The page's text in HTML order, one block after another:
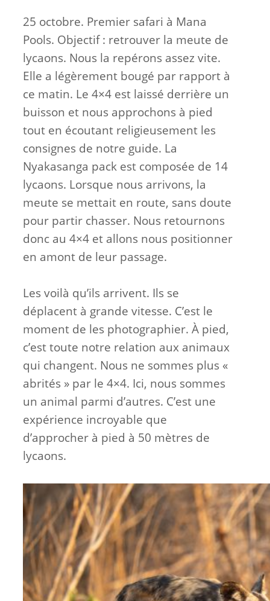
25 octobre. Premier safari à Mana
Pools. Objectif : retrouver la meute de
lycaons. Nous la repérons assez vite.
Elle a légèrement bougé par rapport à
ce matin. Le 4×4 est laissé derrière un
buisson et nous approchons à pied
tout en écoutant religieusement les
consignes de notre guide. La
Nyakasanga pack est composée de 14
lycaons. Lorsque nous arrivons, la
meute se mettait en route, sans doute
pour partir chasser. Nous retournons
donc au 4×4 et allons nous positionner
en amont de leur passage.
Les voilà qu’ils arrivent. Ils se
déplacent à grande vitesse. C’est le
moment de les photographier. À pied,
c’est toute notre relation aux animaux
qui changent. Nous ne sommes plus «
abrités » par le 4×4. Ici, nous sommes
un animal parmi d’autres. C’est une
expérience incroyable que
d’approcher à pied à 50 mètres de
lycaons.